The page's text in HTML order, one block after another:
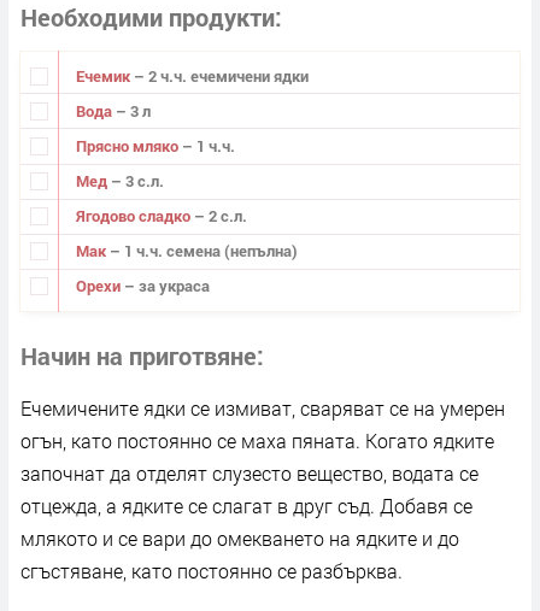
Необходими продукти
Ечемик – 2 ч.ч. ечемичени ядки
Вода – 3 л
Прясно мляко – 1 ч.ч.
Мед – 3 с.л.
Ягодово сладко – 2 с.л.
Мак – 1 ч.ч. семена (непълна)
Орехи – за украса
Начин на приготвяне
Ечемичените ядки се измиват, сваряват се на умерен
огън, като постоянно се маха пяната. Когато ядките
започнат да отделят слузесто вещество, водата се
отцежда, а ядките се слагат в друг съд. Добавя се
млякото и се вари до омекването на ядките и до
сгъстяване, като постоянно се разбърква.